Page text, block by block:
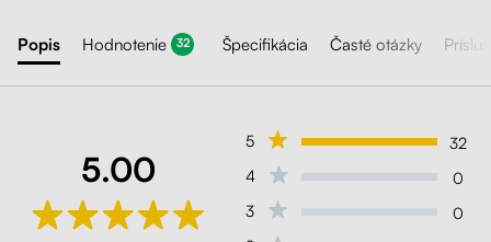
Popis Hodnotenie 32 Špecifikácia Časté otázky
5.00
5
32
4
0
3
0